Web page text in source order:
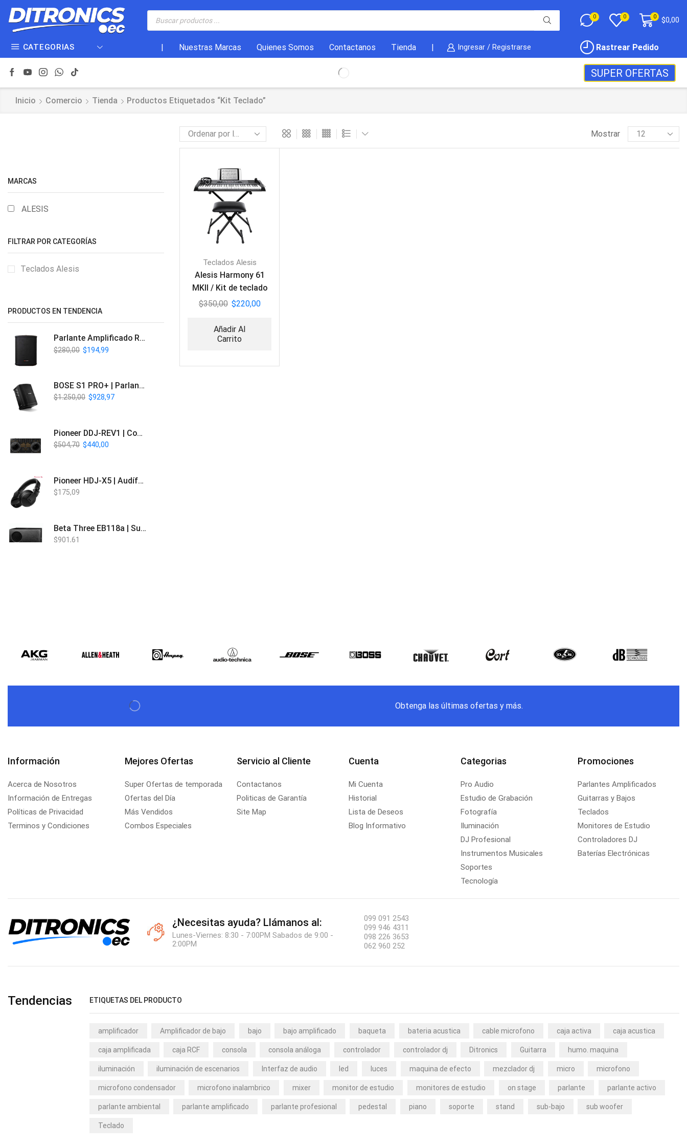
0 0 0 $0,00
CATEGORIAS Nuestras Marcas Quienes Somos Contactanos Tienda Ingresar / Registrarse Rastrear Pedido
SUPER OFERTAS
Inicio Comercio Tienda Productos Etiquetados “kit Teclado”
Mostrar
Teclados Alesis
Alesis Harmony 61
MKII / Kit de teclado
61 notas.
$350,00 $220,00
Añadir Al
Carrito
MARCAS
ALESIS
FILTRAR POR CATEGORÍAS
Teclados Alesis
PRODUCTOS EN TENDENCIA
Parlante Amplificado Recargable BT | Italy Audio ITL-PRO11
$280,00 $194,99
BOSE S1 PRO+ | Parlante Profesional PA Inalámbrico
$1.250,00 $928,97
Pioneer DDJ-REV1 | Controlador DJ de 2 canales estilo Scratch
$504,70 $440,00
Pioneer HDJ-X5 | Audífonos para DJ
$175,09
Beta Three EB118a | Sub Bajo Activo
$901,61
Obtenga las últimas ofertas y más.
Información
Acerca de Nosotros
Información de Entregas
Políticas de Privacidad
Terminos y Condiciones
Mejores Ofertas
Super Ofertas de temporada
Ofertas del Día
Más Vendidos
Combos Especiales
Servicio al Cliente
Contactanos
Politicas de Garantía
Site Map
Cuenta
Mi Cuenta
Historial
Lista de Deseos
Blog Informativo
Categorias
Pro Audio
Estudio de Grabación
Fotografía
Iluminación
DJ Profesional
Instrumentos Musicales
Soportes
Tecnología
Promociones
Parlantes Amplificados
Guitarras y Bajos
Teclados
Monitores de Estudio
Controladores DJ
Baterías Electrónicas
¿Necesitas ayuda? Llámanos al:
Lunes-Viernes: 8:30 - 7:00PM Sabados de 9:00 -
2:00PM
099 091 2543
099 946 4311
098 226 3653
062 960 252
Tendencias ETIQUETAS DEL PRODUCTO
amplificador Amplificador de bajo bajo bajo amplificado baqueta bateria acustica cable microfono caja activa caja acustica
caja amplificada caja RCF consola consola análoga controlador controlador dj Ditronics Guitarra humo. maquina
iluminación iluminación de escenarios Interfaz de audio led luces maquina de efecto mezclador dj micro microfono
microfono condensador microfono inalambrico mixer monitor de estudio monitores de estudio on stage parlante parlante activo
parlante ambiental parlante amplificado parlante profesional pedestal piano soporte stand sub-bajo sub woofer
Teclado